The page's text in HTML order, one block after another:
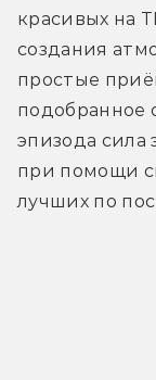
красивых на
создания
простые
подобранное
эпизода сила
при помощи
лучших по